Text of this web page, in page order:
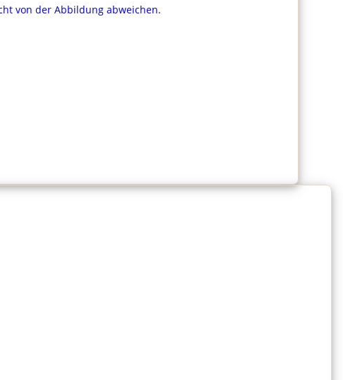
von der Abbildung abweichen.